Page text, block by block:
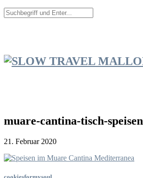
muare-cantina-tisch-speisen
21. Februar 2020